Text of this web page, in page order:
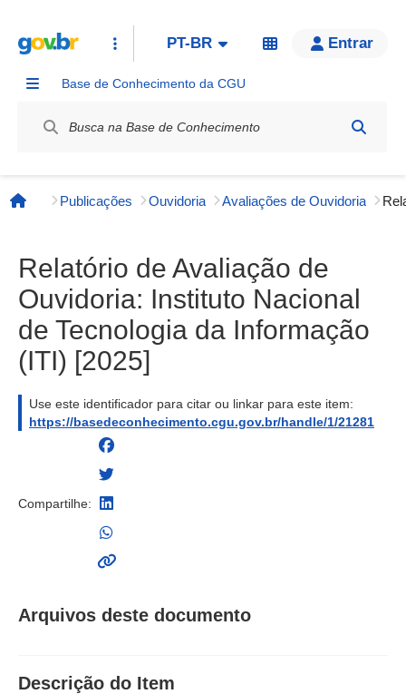
PT-BR Entrar
Base de Conhecimento da CGU
Página inicial
Publicações Ouvidoria Avaliações de Ouvidoria
Relatório de Avaliação de
Ouvidoria: Instituto Nacional
de Tecnologia da Informação
(ITI) [2025]
Use este identificador para citar ou linkar para este item:
https://basedeconhecimento.cgu.gov.br/handle/1/21281
Compartilhe:
Arquivos deste documento
Descrição do Item